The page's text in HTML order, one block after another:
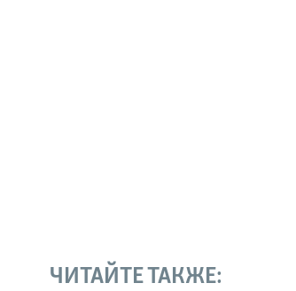
ЧИТАЙТЕ ТАКЖЕ: